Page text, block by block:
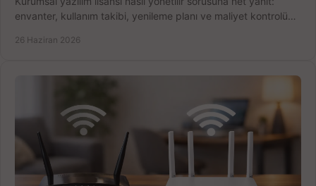
envanter, kullanım takibi, yenileme planı ve maliyet kontrolü
26 Haziran 2026